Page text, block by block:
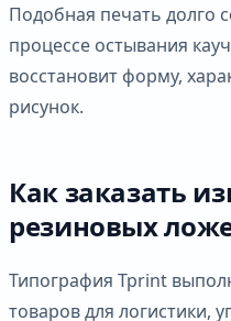
Подобная печать долго
процессе остывания
восстановит форму,
рисунок.
Как заказать
резиновых
Типография Tprint
товаров для логистики,